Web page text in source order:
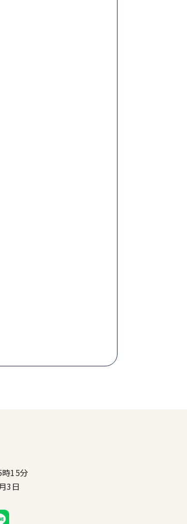
15分
3日